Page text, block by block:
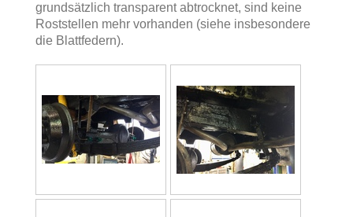
grundsätzlich transparent abtrocknet, sind keine
Roststellen mehr vorhanden (siehe insbesondere
die Blattfedern).